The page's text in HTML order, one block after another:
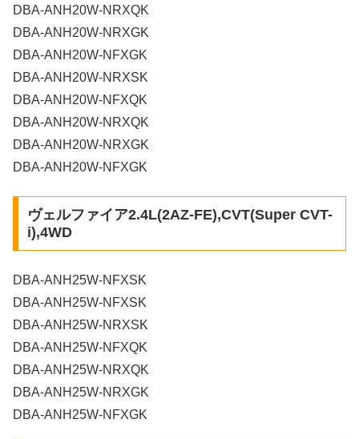
DBA-ANH20W-NRXQK
DBA-ANH20W-NRXGK
DBA-ANH20W-NFXGK
DBA-ANH20W-NRXSK
DBA-ANH20W-NFXQK
DBA-ANH20W-NRXQK
DBA-ANH20W-NRXGK
DBA-ANH20W-NFXGK
ヴェルファイア2.4L(2AZ-FE),CVT(Super CVT-
i),4WD
DBA-ANH25W-NFXSK
DBA-ANH25W-NFXSK
DBA-ANH25W-NRXSK
DBA-ANH25W-NFXQK
DBA-ANH25W-NRXQK
DBA-ANH25W-NRXGK
DBA-ANH25W-NFXGK